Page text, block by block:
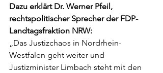
Dazu erklärt Dr. Werner Pfeil,
rechtspolitischer Sprecher der FDP-
Landtagsfraktion NRW:
„Das Justizchaos in Nordrhein-
Westfalen geht weiter und
Justizminister Limbach steht mit den